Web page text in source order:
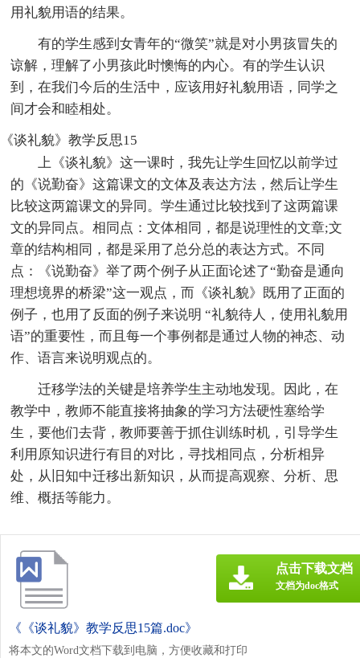
用礼貌用语的结果。
有的学生感到女青年的“微笑”就是对小男孩冒失的
谅解，理解了小男孩此时懊悔的内心。有的学生认识
到，在我们今后的生活中，应该用好礼貌用语，同学之
间才会和睦相处。
《谈礼貌》教学反思15
上《谈礼貌》这一课时，我先让学生回忆以前学过
的《说勤奋》这篇课文的文体及表达方法，然后让学生
比较这两篇课文的异同。学生通过比较找到了这两篇课
文的异同点。相同点：文体相同，都是说理性的文章;文
章的结构相同，都是采用了总分总的表达方式。不同
点：《说勤奋》举了两个例子从正面论述了“勤奋是通向
理想境界的桥梁”这一观点，而《谈礼貌》既用了正面的
例子，也用了反面的例子来说明 “礼貌待人，使用礼貌用
语”的重要性，而且每一个事例都是通过人物的神态、动
作、语言来说明观点的。
迁移学法的关键是培养学生主动地发现。因此，在
教学中，教师不能直接将抽象的学习方法硬性塞给学
生，要他们去背，教师要善于抓住训练时机，引导学生
利用原知识进行有目的对比，寻找相同点，分析相异
处，从旧知中迁移出新知识，从而提高观察、分析、思
维、概括等能力。
《《谈礼貌》教学反思15篇.doc》
将本文的Word文档下载到电脑，方便收藏和打印
点击下载文档
文档为doc格式